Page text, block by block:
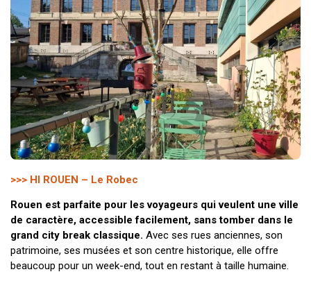
>>> HI ROUEN – Le Robec
Rouen est parfaite pour les voyageurs qui veulent une ville
de caractère, accessible facilement, sans tomber dans le
grand city break classique. Avec ses rues anciennes, son
patrimoine, ses musées et son centre historique, elle offre
beaucoup pour un week-end, tout en restant à taille humaine.